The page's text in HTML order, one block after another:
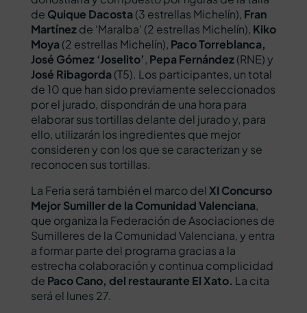
de Quique Dacosta (3 estrellas Michelín), Fran
Martínezde ‘Maralba’ (2 estrellas Michelín), Kiko
Moya (2 estrellas Michelín), Paco Torreblanca,
José Gómez ‘Joselito’, Pepa Fernández(RNE) y
José Ribagorda (T5). Los participantes, un total
de 10 que han sido previamente seleccionados
por el jurado, dispondrán de una hora para
elaborar sus tortillas delante del jurado y, para
ello, utilizarán los ingredientes que mejor
consideren y con los que se caracterizan y se
reconocen sus tortillas.
La Feria será también el marco delXI Concurso
Mejor Sumiller de la Comunidad Valenciana,
que organiza la Federación de Asociaciones de
Sumilleres de la Comunidad Valenciana, y entra
a formar parte del programa gracias a la
estrecha colaboración y continua complicidad
de Paco Cano, del restaurante El Xato. La cita
será el lunes 27.